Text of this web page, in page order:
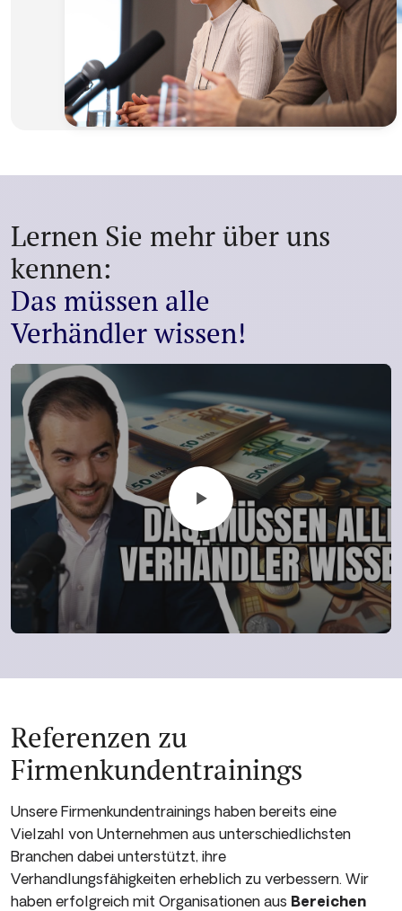
Lernen Sie mehr über uns
kennen:
Das müssen alle
Verhändler wissen!
Referenzen zu
Firmenkunden­trainings
Unsere Firmenkunden­trainings haben bereits eine
Vielzahl von Unternehmen aus unterschiedlichsten
Branchen dabei unterstützt, ihre
Verhandlungsfähigkeiten erheblich zu verbessern. Wir
haben erfolgreich mit Organisationen aus Bereichen